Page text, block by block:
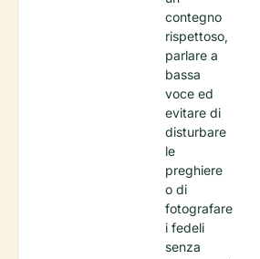
contegno
rispettoso,
parlare a
bassa
voce ed
evitare di
disturbare
le
preghiere
o di
fotografare
i fedeli
senza